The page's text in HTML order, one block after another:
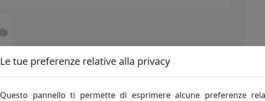
Le tue preferenze relative alla privacy
Questo pannello ti permette di esprimere alcune preferenze